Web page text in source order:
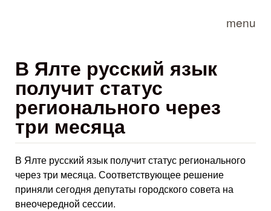
menu
В Ялте русский язык
получит статус
регионального через
три месяца
В Ялте русский язык получит статус регионального
через три месяца. Соответствующее решение
приняли сегодня депутаты городского совета на
внеочередной сессии.